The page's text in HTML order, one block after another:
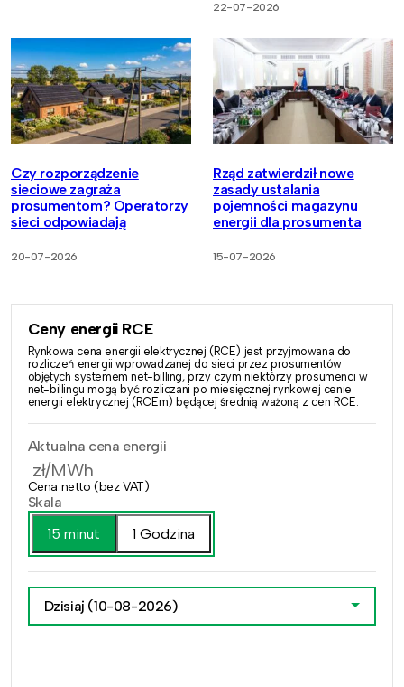
22-07-2026
Czy rozporządzenie
sieciowe zagraża
prosumentom? Operatorzy
sieci odpowiadają
20-07-2026
Rząd zatwierdził nowe
zasady ustalania
pojemności magazynu
energii dla prosumenta
15-07-2026
Ceny energii RCE
Rynkowa cena energii elektrycznej (RCE) jest przyjmowana do
rozliczeń energii wprowadzanej do sieci przez prosumentów
objętych systemem net-billing, przy czym niektórzy prosumenci w
net-billingu mogą być rozliczani po miesięcznej rynkowej cenie
energii elektrycznej (RCEm) będącej średnią ważoną z cen RCE.
Aktualna cena energii
zł/MWh
Cena netto (bez VAT)
Skala
15 minut
1 Godzina
Dzisiaj (10-08-2026)